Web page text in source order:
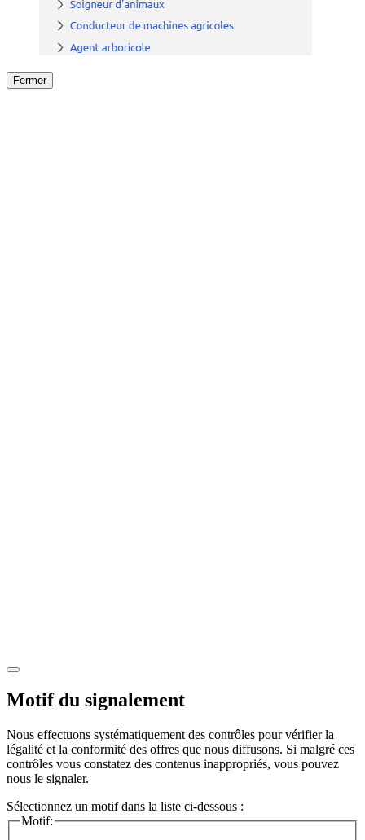
Fermer
Motif du signalement
Nous effectuons systématiquement des contrôles pour vérifier la
légalité et la conformité des offres que nous diffusons. Si malgré ces
contrôles vous constatez des contenus inappropriés, vous pouvez
nous le signaler.
Sélectionnez un motif dans la liste ci-dessous :
Motif: